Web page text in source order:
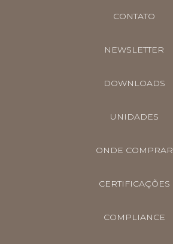
CONTATO
NEWSLETTER
DOWNLOADS
UNIDADES
ONDE COMPRAR
CERTIFICAÇÕES
COMPLIANCE